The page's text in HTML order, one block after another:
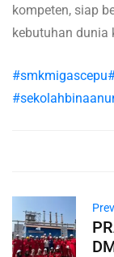
kompeten, siap
kebutuhan dunia
#smkmigascepu